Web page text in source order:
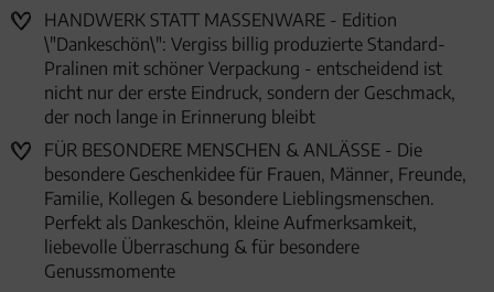
HANDWERK STATT MASSENWARE - Edition
\"Dankeschön\": Vergiss billig produzierte Standard-
Pralinen mit schöner Verpackung - entscheidend ist
nicht nur der erste Eindruck, sondern der Geschmack,
der noch lange in Erinnerung bleibt
FÜR BESONDERE MENSCHEN & ANLÄSSE - Die
besondere Geschenkidee für Frauen, Männer, Freunde,
Familie, Kollegen & besondere Lieblingsmenschen.
Perfekt als Dankeschön, kleine Aufmerksamkeit,
liebevolle Überraschung & für besondere
Genussmomente